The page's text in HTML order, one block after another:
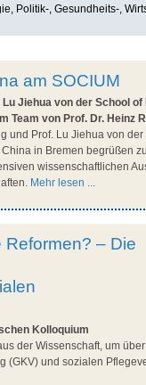
Politik-, Gesundheits-,
am SOCIUM
Jiehua von der School of
Team von Prof. Dr. Heinz
und Prof. Lu Jiehua von
in Bremen begrüßen
wissenschaftlichen
Mehr lesen ...
– Die
Kolloquium
der Wissenschaft, um
(GKV) und sozialen